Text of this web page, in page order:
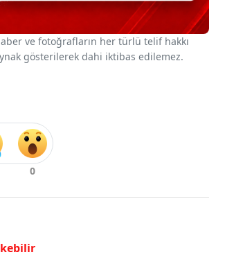
ve fotoğrafların her türlü telif hakkı
gösterilerek dahi iktibas edilemez.